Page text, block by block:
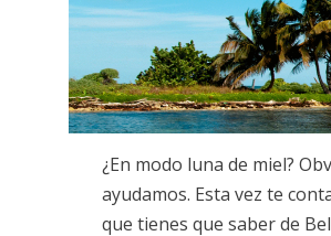
¿En modo luna de miel?
ayudamos. Esta vez te
que tienes que saber de